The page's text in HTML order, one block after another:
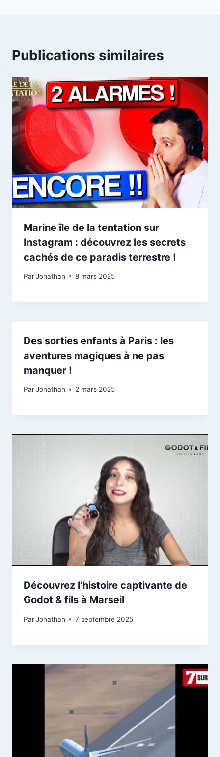
Publications similaires
Marine île de la tentation sur
Instagram : découvrez les secrets
cachés de ce paradis terrestre !
ParJonathan 8 mars 2025
Des sorties enfants à Paris : les
aventures magiques à ne pas
manquer !
ParJonathan 2 mars 2025
Découvrez l’histoire captivante de
Godot & fils à Marseil
ParJonathan 7 septembre 2025